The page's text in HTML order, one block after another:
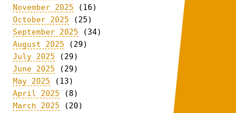
November 2025 (16)
October 2025 (25)
September 2025 (34)
August 2025 (29)
July 2025 (29)
June 2025 (29)
May 2025 (13)
April 2025 (8)
March 2025 (20)